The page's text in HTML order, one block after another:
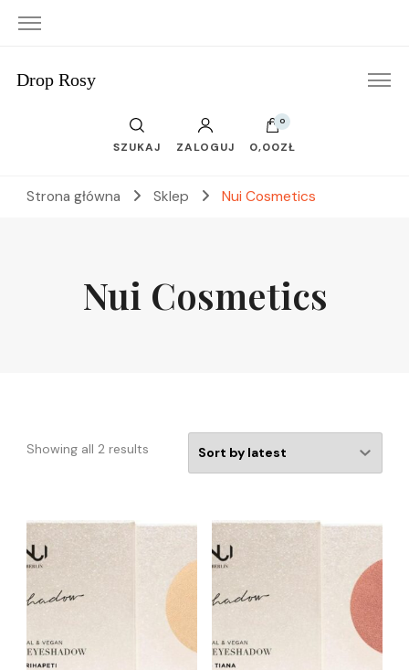
Drop Rosy
SZUKAJ ZALOGUJ
0
0,00ZŁ
Strona główna Sklep Nui Cosmetics
Nui Cosmetics
Showing all 2 results